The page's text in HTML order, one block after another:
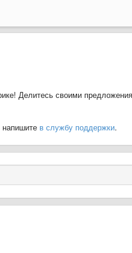
Делитесь своими
в службу поддержки.